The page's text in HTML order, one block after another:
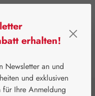
Spezialitäten
erhalten!
Newsletter an und
und exklusiven
Ihre Anmeldung